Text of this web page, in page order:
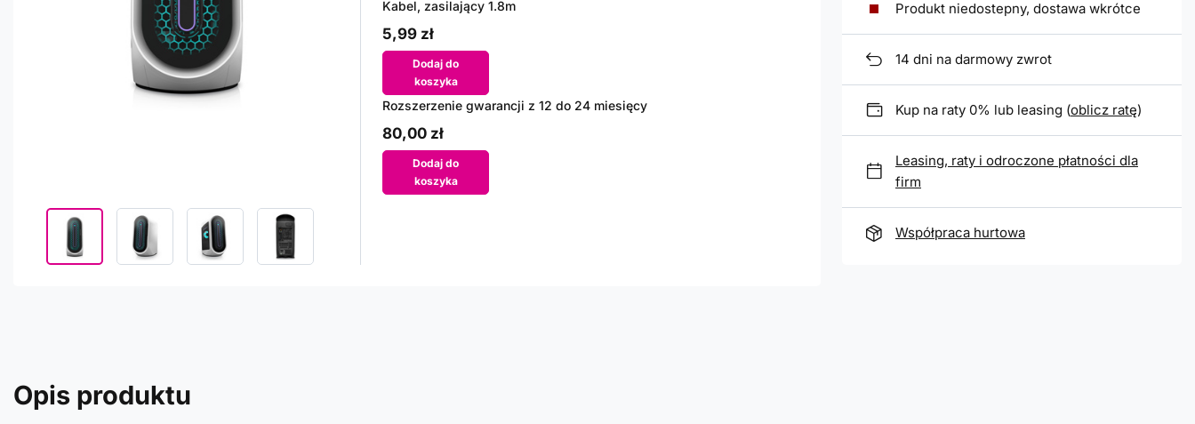
Kabel, zasilający 1.8m
5,99 zł
Dodaj do
koszyka
Rozszerzenie gwarancji z 12 do 24 miesięcy
80,00 zł
Dodaj do
koszyka
Produkt niedostepny, dostawa wkrótce
14 dni na darmowy zwrot
Kup na raty 0% lub leasing (oblicz ratę)
Leasing, raty i odroczone płatności dla
firm
Współpraca hurtowa
Opis produktu